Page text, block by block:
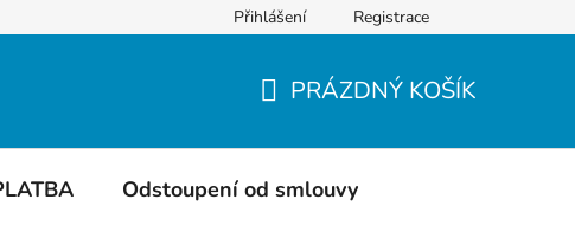
Hodnocení obchodu
Přihlášení Registrace
KOŠÍK
PRÁZDNÝ KOŠÍK
Odstoupení od smlouvy